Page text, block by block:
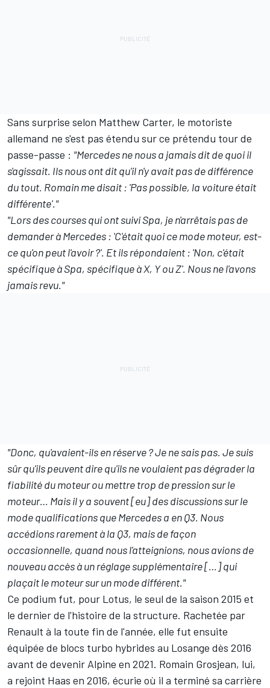
Sans surprise selon Matthew Carter, le motoriste
allemand ne s'est pas étendu sur ce prétendu tour de
passe-passe : "Mercedes ne nous a jamais dit de quoi il
s'agissait. Ils nous ont dit qu'il n'y avait pas de différence
du tout. Romain me disait : 'Pas possible, la voiture était
différente'."
"Lors des courses qui ont suivi Spa, je n'arrêtais pas de
demander à Mercedes : 'C'était quoi ce mode moteur, est-
ce qu'on peut l'avoir ?'. Et ils répondaient : 'Non, c'était
spécifique à Spa, spécifique à X, Y ou Z'. Nous ne l'avons
jamais revu."
"Donc, qu'avaient-ils en réserve ? Je ne sais pas. Je suis
sûr qu'ils peuvent dire qu'ils ne voulaient pas dégrader la
fiabilité du moteur ou mettre trop de pression sur le
moteur… Mais il y a souvent [eu] des discussions sur le
mode qualifications que Mercedes a en Q3. Nous
accédions rarement à la Q3, mais de façon
occasionnelle, quand nous l'atteignions, nous avions de
nouveau accès à un réglage supplémentaire […] qui
plaçait le moteur sur un mode différent."
Ce podium fut, pour Lotus, le seul de la saison 2015 et
le dernier de l'histoire de la structure. Rachetée par
Renault à la toute fin de l'année, elle fut ensuite
équipée de blocs turbo hybrides au Losange dès 2016
avant de devenir Alpine en 2021. Romain Grosjean, lui,
a rejoint Haas en 2016, écurie où il a terminé sa carrière